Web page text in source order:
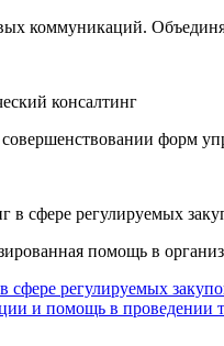
коммуникаций.
консалтинг
форм
в сфере регулируемых
помощь в
сфере регулируемых
и помощь в проведении